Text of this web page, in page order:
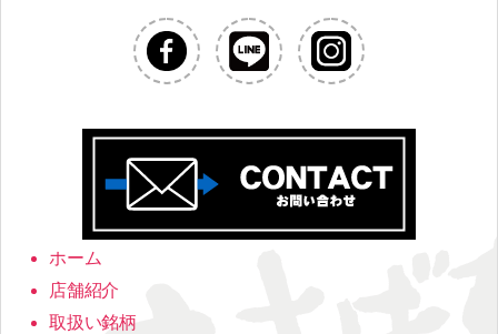
ホーム
店舗紹介
取扱い銘柄